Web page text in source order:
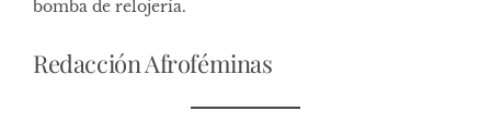
bomba de relojería.
Redacción Afroféminas